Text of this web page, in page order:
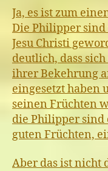
Ja, es ist zum
Die Philipper
Jesu Christi
deutlich, dass
ihrer Bekehrung
eingesetzt haben
seinen Früchten
die Philipper sind
guten Früchten,
Aber das ist nicht